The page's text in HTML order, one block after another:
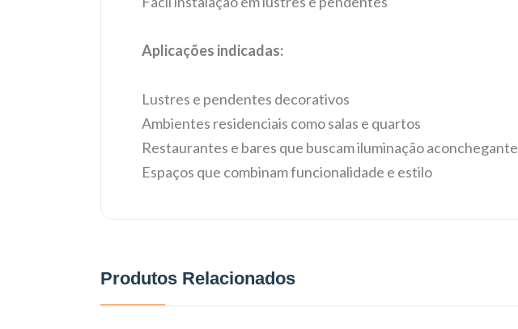
Aplicações indicadas:
Lustres e pendentes decorativos
Ambientes residenciais como salas e quartos
Restaurantes e bares que buscam iluminação aconchegante
Espaços que combinam funcionalidade e estilo
Produtos Relacionados